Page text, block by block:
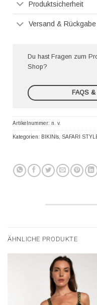
Produktsicherheit
Versand & Rückgabe
Du hast Fragen zum
Shop?
FAQS
Artikelnummer: n. v.
Kategorien: BIKINIs SAFARI
ÄHNLICHE PRODUKTE